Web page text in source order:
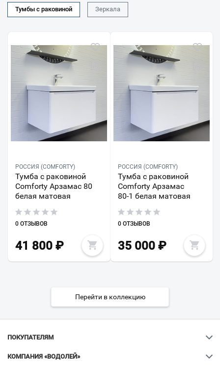
Тумбы с раковиной Зеркала
РОССИЯ (COMFORTY)
Тумба с раковиной
Comforty Арзамас 80
белая матовая
0 ОТЗЫВОВ
41 800 ₽
РОССИЯ (COMFORTY)
Тумба с раковиной
Comforty Арзамас
80-1 белая матовая
0 ОТЗЫВОВ
35 000₽
Перейти в коллекцию
ПОКУПАТЕЛЯМ
КОМПАНИЯ «ВОДОЛЕЙ»